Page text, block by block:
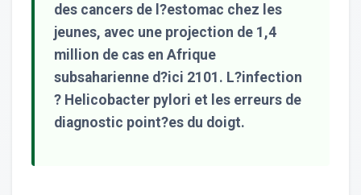
des cancers de l?estomac chez les
jeunes, avec une projection de 1,4
million de cas en Afrique
subsaharienne d?ici 2101. L?infection
? Helicobacter pylori et les erreurs de
diagnostic point?es du doigt.